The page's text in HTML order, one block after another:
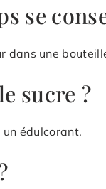
se
dans une
sucre ?
édulcorant.